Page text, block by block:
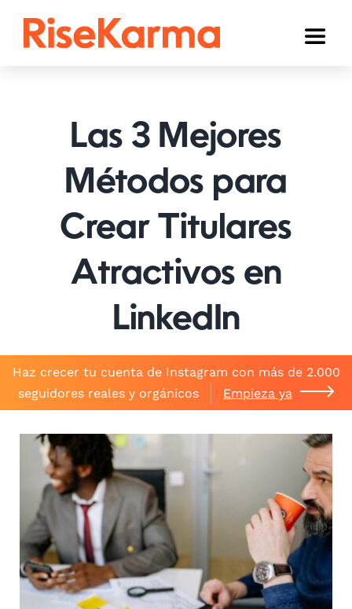
Toggle
TikTok
Facebook
Twitter (𝕏)
Otros
Las 3 Mejores
Métodos para
Crear Titulares
Atractivos en
LinkedIn
Haz crecer tu cuenta de Instagram con más de 2.000
seguidores reales y orgánicos
Empieza ya